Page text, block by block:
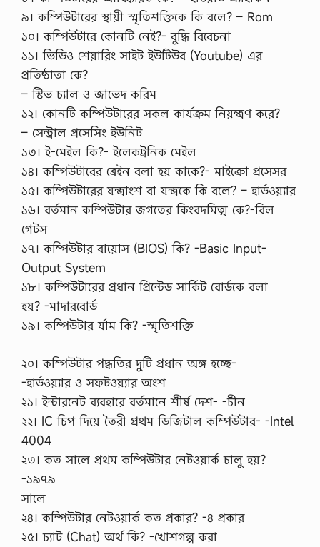
৯। কম্পিউটারের স্থায়ী স্মৃতিশক্তিকে কি বলে? – Rom
১০। কম্পিউটারে কোনটি নেই?- বুদ্ধি বিবেচনা
১১। ভিডিও শেয়ারিং সাইট ইউটিউব (Youtube) এর
প্রতিষ্ঠাতা কে?
– স্টিভ চ্যাল ও জাভেদ করিম
১২। কোনটি কম্পিউটারের সকল কার্যক্রম নিয়ন্ত্রণ করে?
– সেন্ট্রাল প্রসেসিং ইউনিট
১৩। ই-মেইল কি?- ইলেকট্রনিক মেইল
১৪। কম্পিউটারের ব্রেইন বলা হয় কাকে?- মাইক্রো প্রসেসর
১৫। কম্পিউটারের যন্ত্রাংশ বা যন্ত্রকে কি বলে? – হার্ডওয়্যার
১৬। বর্তমান কম্পিউটার জগতের কিংবদমিত্ম কে?-বিল
গেটস
১৭। কম্পিউটার বায়োস (BIOS) কি? -Basic Input-
Output System
১৮। কম্পিউটারের প্রধান প্রিন্টেড সার্কিট বোর্ডকে বলা
হয়? -মাদারবোর্ড
১৯। কম্পিউটার র্যাম কি? -স্মৃতিশক্তি
২০। কম্পিউটার পদ্ধতির দুটি প্রধান অঙ্গ হচ্ছে-
-হার্ডওয়্যার ও সফটওয়্যার অংশ
২১। ইন্টারনেট ব্যবহারে বর্তমানে শীর্ষ দেশ- -চীন
২২। IC চিপ দিয়ে তৈরী প্রথম ডিজিটাল কম্পিউটার- -Intel
4004
২৩। কত সালে প্রথম কম্পিউটার নেটওয়ার্ক চালু হয়?
-১৯৭৯
সালে
২৪। কম্পিউটার নেটওয়ার্ক কত প্রকার? -৪ প্রকার
২৫। চ্যাট (Chat) অর্থ কি? -খোশগল্প করা